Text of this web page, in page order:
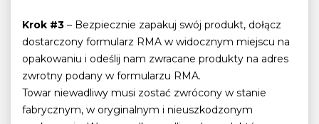
Krok #3 – Bezpiecznie zapakuj swój produkt, dołącz
dostarczony formularz RMA w widocznym miejscu na
opakowaniu i odeślij nam zwracane produkty na adres
zwrotny podany w formularzu RMA.
Towar niewadliwy musi zostać zwrócony w stanie
fabrycznym, w oryginalnym i nieuszkodzonym